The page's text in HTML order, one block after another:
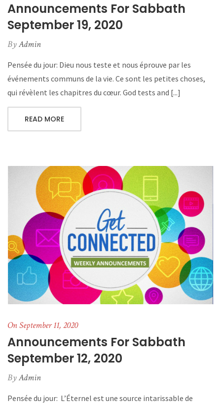
Announcements For Sabbath
September 19, 2020
ByAdmin
Pensée du jour: Dieu nous teste et nous éprouve par les
événements communs de la vie. Ce sont les petites choses,
qui révèlent les chapitres du cœur. God tests and [...]
READ MORE
On September 11, 2020
Announcements For Sabbath
September 12, 2020
ByAdmin
Pensée du jour: L’Éternel est une source intarissable de